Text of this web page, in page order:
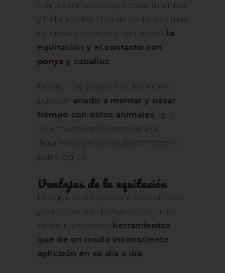
ciertas sensaciones, conocimientos
y habilidades. Una de las tareas más
interesantes en ese sentido es la
equitación y el contacto con
ponys y caballos.
Desde muy pequeños, los niños
pueden acudir a montar y pasar
tiempo con estos animales, que
son muy beneficiosos para su
desarrollo personal, psicomotor y
psicológico.
Ventajas de la equitación
La equitación y el contacto directo
y estrecho con ponys ofrece a los
niños numerosas herramientas
que de un modo inconsciente
aplicarán en su día a día